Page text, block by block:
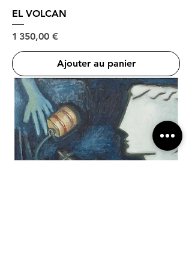
EL VOLCAN
Prix
1 350,00 €
Ajouter au panier